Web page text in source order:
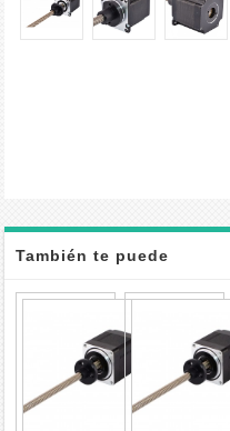
También te puede
interesar
de
motor
paso